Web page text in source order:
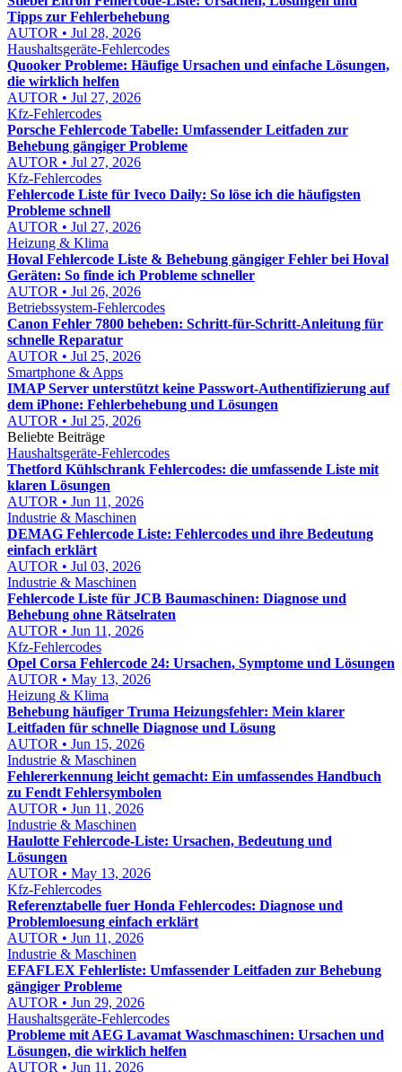
Tipps zur Fehlerbehebung
AUTOR • Jul 28, 2026
Haushaltsgeräte-Fehlercodes
Quooker Probleme: Häufige Ursachen und einfache Lösungen,
die wirklich helfen
AUTOR • Jul 27, 2026
Kfz-Fehlercodes
Porsche Fehlercode Tabelle: Umfassender Leitfaden zur
Behebung gängiger Probleme
AUTOR • Jul 27, 2026
Kfz-Fehlercodes
Fehlercode Liste für Iveco Daily: So löse ich die häufigsten
Probleme schnell
AUTOR • Jul 27, 2026
Heizung & Klima
Hoval Fehlercode Liste & Behebung gängiger Fehler bei Hoval
Geräten: So finde ich Probleme schneller
AUTOR • Jul 26, 2026
Betriebssystem-Fehlercodes
Canon Fehler 7800 beheben: Schritt-für-Schritt-Anleitung für
schnelle Reparatur
AUTOR • Jul 25, 2026
Smartphone & Apps
IMAP Server unterstützt keine Passwort-Authentifizierung auf
dem iPhone: Fehlerbehebung und Lösungen
AUTOR • Jul 25, 2026
Beliebte Beiträge
Haushaltsgeräte-Fehlercodes
Thetford Kühlschrank Fehlercodes: die umfassende Liste mit
klaren Lösungen
AUTOR • Jun 11, 2026
Industrie & Maschinen
DEMAG Fehlercode Liste: Fehlercodes und ihre Bedeutung
einfach erklärt
AUTOR • Jul 03, 2026
Industrie & Maschinen
Fehlercode Liste für JCB Baumaschinen: Diagnose und
Behebung ohne Rätselraten
AUTOR • Jun 11, 2026
Kfz-Fehlercodes
Opel Corsa Fehlercode 24: Ursachen, Symptome und Lösungen
AUTOR • May 13, 2026
Heizung & Klima
Behebung häufiger Truma Heizungsfehler: Mein klarer
Leitfaden für schnelle Diagnose und Lösung
AUTOR • Jun 15, 2026
Industrie & Maschinen
Fehlererkennung leicht gemacht: Ein umfassendes Handbuch
zu Fendt Fehlersymbolen
AUTOR • Jun 11, 2026
Industrie & Maschinen
Haulotte Fehlercode-Liste: Ursachen, Bedeutung und
Lösungen
AUTOR • May 13, 2026
Kfz-Fehlercodes
Referenztabelle fuer Honda Fehlercodes: Diagnose und
Problemloesung einfach erklärt
AUTOR • Jun 11, 2026
Industrie & Maschinen
EFAFLEX Fehlerliste: Umfassender Leitfaden zur Behebung
gängiger Probleme
AUTOR • Jun 29, 2026
Haushaltsgeräte-Fehlercodes
Probleme mit AEG Lavamat Waschmaschinen: Ursachen und
Lösungen, die wirklich helfen
AUTOR • Jun 11, 2026